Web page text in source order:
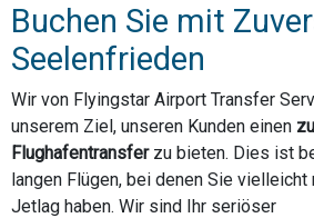
Buchen Sie mit
Seelenfrieden
Wir von Flyingstar Airport Transfer
unserem Ziel, unseren Kunden einen
Flughafentransferzu bieten. Dies ist
langen Flügen, bei denen Sie
Jetlag haben. Wir sind Ihr seriöser